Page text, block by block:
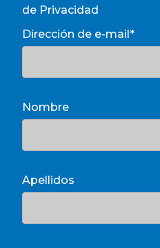
de Privacidad
Dirección de e-mail*
Nombre
Apellidos